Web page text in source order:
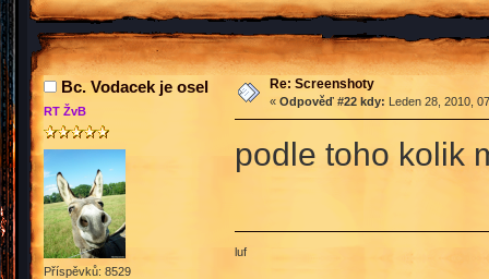
Bc. Vodacek je osel
RT ŽvB
Příspěvků: 8529
Re: Screenshoty
« Odpověď #22 kdy: Leden 28, 2010,
podle toho kolik
luf